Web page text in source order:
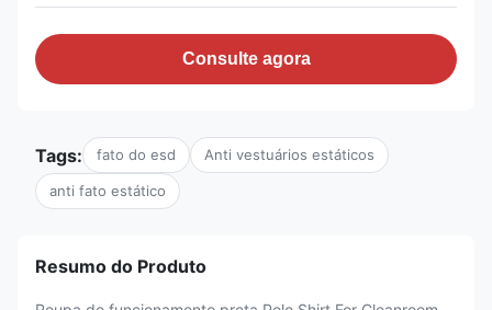
Consulte agora
Tags: fato do esd Anti vestuários estáticos
anti fato estático
Resumo do Produto